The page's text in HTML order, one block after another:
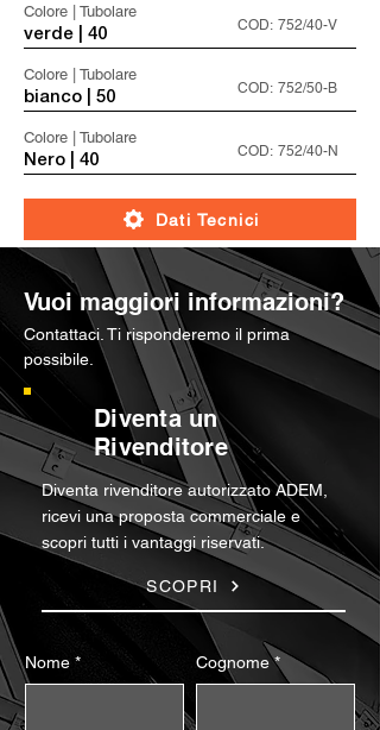
Colore | Tubolare
verde | 40
COD: 752/40-V
Colore | Tubolare
bianco | 50
COD: 752/50-B
Colore | Tubolare
Nero | 40
COD: 752/40-N
Dati Tecnici
Vuoi maggiori informazioni?
Contattaci. Ti risponderemo il prima
possibile.
Diventa un
Rivenditore
Diventa rivenditore autorizzato ADEM,
ricevi una proposta commerciale e
scopri tutti i vantaggi riservati.
SCOPRI
Nome * Cognome *